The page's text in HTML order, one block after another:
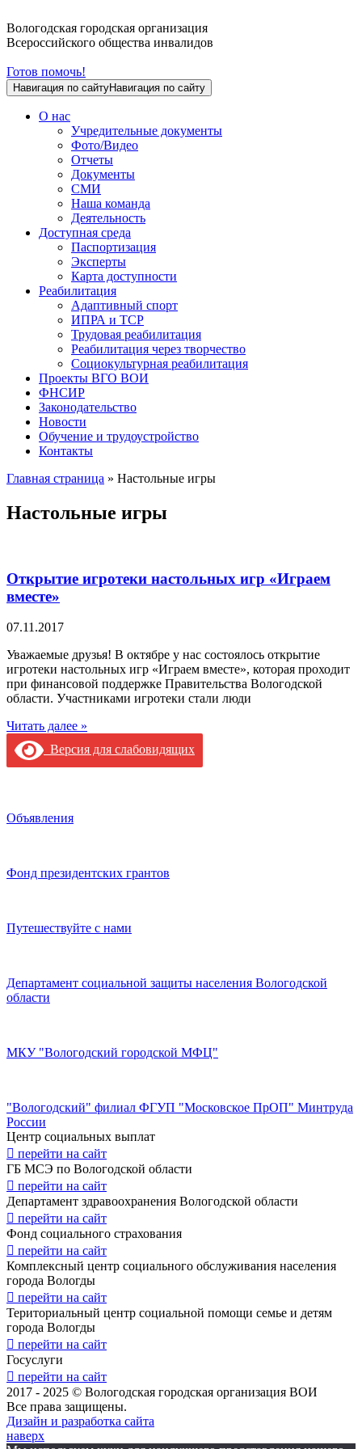
Вологодская городская организация
Всероссийского общества инвалидов
Готов помочь!
Навигация по сайтуНавигация по сайту
О нас
Учредительные документы
Фото/Видео
Отчеты
Документы
СМИ
Наша команда
Деятельность
Доступная среда
Паспортизация
Эксперты
Карта доступности
Реабилитация
Адаптивный спорт
ИПРА и ТСР
Трудовая реабилитация
Реабилитация через творчество
Социокультурная реабилитация
Проекты ВГО ВОИ
ФНСИР
Законодательство
Новости
Обучение и трудоустройство
Контакты
Главная страница » Настольные игры
Настольные игры
Открытие игротеки настольных игр «Играем
вместе»
07.11.2017
Уважаемые друзья! В октябре у нас состоялось открытие
игротеки настольных игр «Играем вместе», которая проходит
при финансовой поддержке Правительства Вологодской
области. Участниками игротеки стали люди
Читать далее »
Версия для слабовидящих
Объявления
Фонд президентских грантов
Путешествуйте с нами
Департамент социальной защиты населения Вологодской
области
МКУ "Вологодский городской МФЦ"
"Вологодский" филиал ФГУП "Московское ПрОП" Минтруда
России
Центр социальных выплат
перейти на сайт
ГБ МСЭ по Вологодской области
перейти на сайт
Департамент здравоохранения Вологодской области
перейти на сайт
Фонд социального страхования
перейти на сайт
Комплексный центр социального обслуживания населения
города Вологды
перейти на сайт
Териториальный центр социальной помощи семье и детям
города Вологды
перейти на сайт
Госуслуги
перейти на сайт
2017 - 2025 © Вологодская городская организация ВОИ
Все права защищены.
Дизайн и разработка сайта
наверх